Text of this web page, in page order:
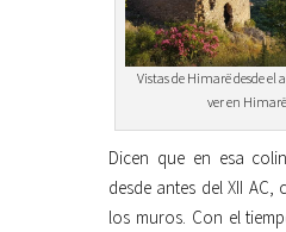
Vistas de Himarë desde
ver en
Dicen que en esa
desde antes del XII
los muros. Con el